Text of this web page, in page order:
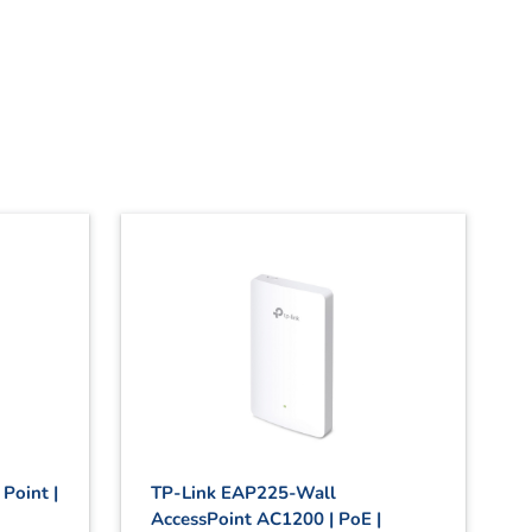
Point |
TP-Link EAP225-Wall
AccessPoint AC1200 | PoE |